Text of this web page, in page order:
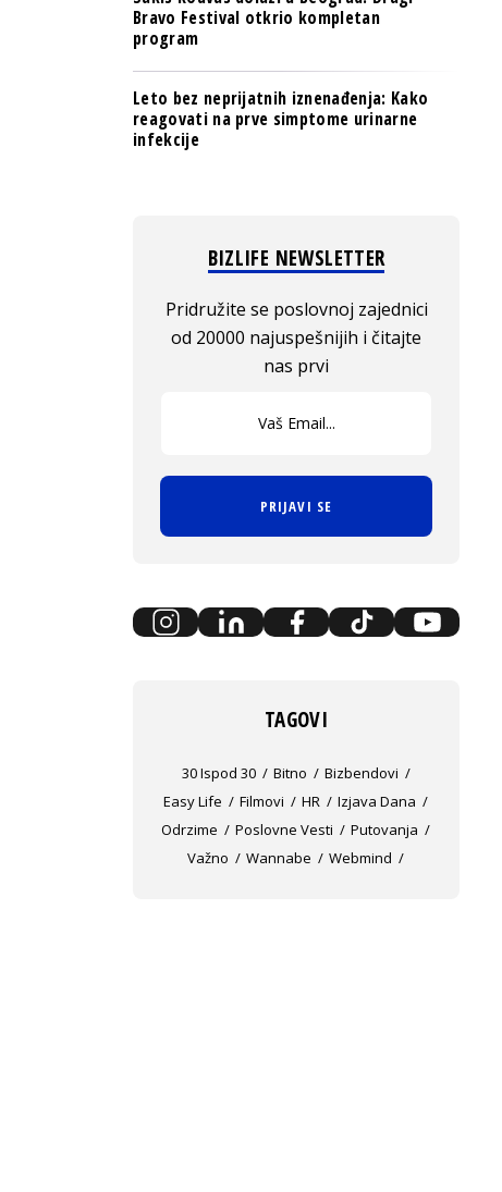
Bravo Festival otkrio kompletan
program
Leto bez neprijatnih iznenađenja: Kako
reagovati na prve simptome urinarne
infekcije
BIZLIFE NEWSLETTER
Pridružite se poslovnoj zajednici
od 20000 najuspešnijih i čitajte
nas prvi
PRIJAVI SE
TAGOVI
30 Ispod 30 Bitno
Bizbendovi
Easy Life
Filmovi HR
Izjava Dana
Odrzime
Poslovne Vesti
Putovanja
Važno
Wannabe Webmind